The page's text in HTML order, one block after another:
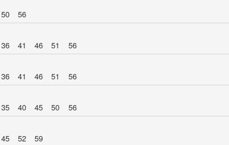
50 56
36 41 46 51 56
36 41 46 51 56
35 40 45 50 56
45 52 59